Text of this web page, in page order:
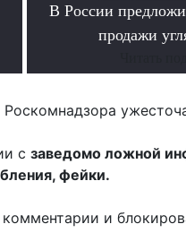
В России
продажи
с заведомо ложной
фейки.
и